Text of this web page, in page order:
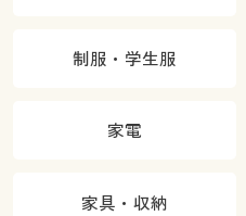
制服・学生服
家電
家具・収納